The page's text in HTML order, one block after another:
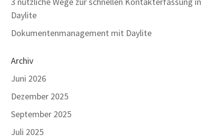
Daylite
Dokumentenmanagement mit Daylite
Archiv
Juni 2026
Dezember 2025
September 2025
Juli 2025